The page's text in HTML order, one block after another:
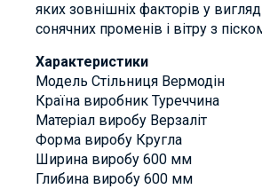
яких зовнішніх факторів у
сонячних променів і вітру з
Характеристики
Модель Стільниця Вермодін
Країна виробник Туреччина
Матеріал виробу Верзаліт
Форма виробу Кругла
Ширина виробу 600 мм
Глибина виробу 600 мм